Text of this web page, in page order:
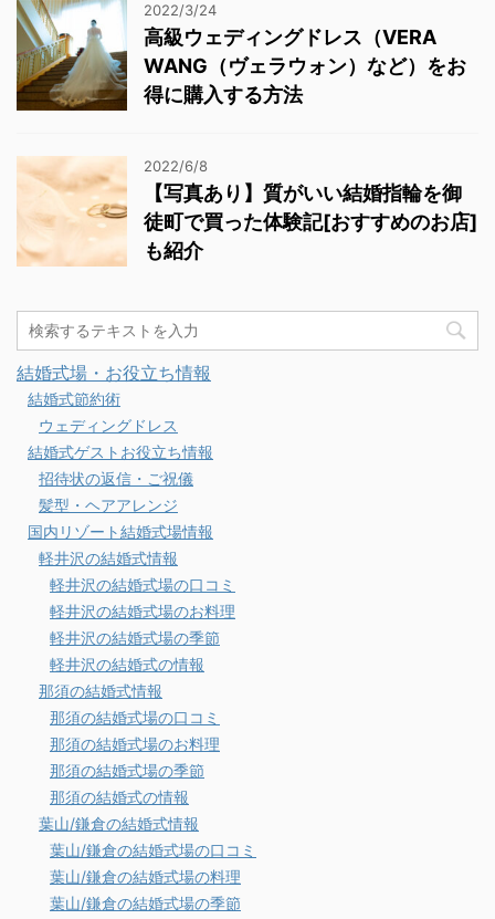
2022/3/24
高級ウェディングドレス（VERA
WANG（ヴェラウォン）など）をお
得に購入する方法
2022/6/8
【写真あり】質がいい結婚指輪を御
徒町で買った体験記[おすすめのお店]
も紹介
結婚式場・お役立ち情報
結婚式節約術
ウェディングドレス
結婚式ゲストお役立ち情報
招待状の返信・ご祝儀
髪型・ヘアアレンジ
国内リゾート結婚式場情報
軽井沢の結婚式情報
軽井沢の結婚式場の口コミ
軽井沢の結婚式場のお料理
軽井沢の結婚式場の季節
軽井沢の結婚式の情報
那須の結婚式情報
那須の結婚式場の口コミ
那須の結婚式場のお料理
那須の結婚式場の季節
那須の結婚式の情報
葉山/鎌倉の結婚式情報
葉山/鎌倉の結婚式場の口コミ
葉山/鎌倉の結婚式場の料理
葉山/鎌倉の結婚式場の季節